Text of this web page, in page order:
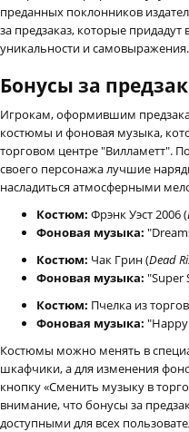
преданных поклонников
за предзаказ, которые
уникальности и самовыражения.
Бонусы за
Игрокам, оформившим
костюмы и фоновая музыка,
торговом центре "Вилламетт".
своего персонажа лучшие
насладиться атмосферными
Костюм: Фрэнк Уэст 2006 (
Фоновая музыка:
Костюм: Чак Грин (Dead
Фоновая музыка: "Super
Костюм: Пчелка из
Фоновая музыка:
Костюмы можно менять в
шкафчики, а для изменения
кнопку «Сменить музыку в
внимание, что бонусы за
доступными для всех